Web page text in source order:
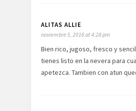
ALITAS ALLIE
noviembre 5, 2016 at 4:28 pm
Bien rico, jugoso, fresco y
tienes listo en la nevera para
apetezca. Tambien con atun